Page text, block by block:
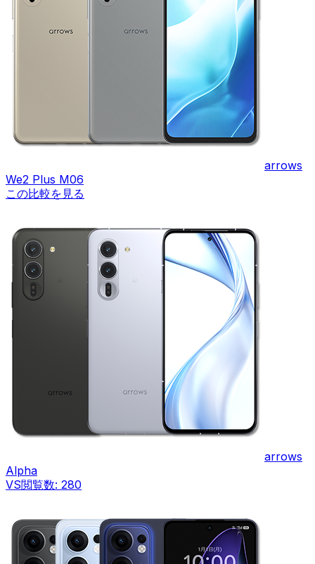
arrows
We2 Plus M06
この比較を見る
arrows
Alpha
VS閲覧数: 280